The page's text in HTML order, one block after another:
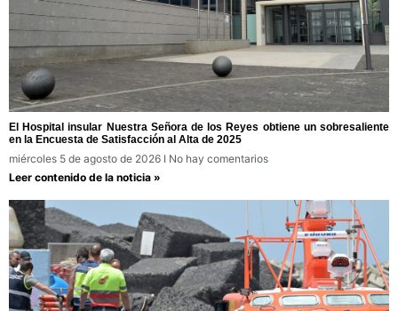
El Hospital insular Nuestra Señora de los Reyes obtiene un sobresaliente
en la Encuesta de Satisfacción al Alta de 2025
miércoles 5 de agosto de 2026
No hay comentarios
Leer contenido de la noticia »